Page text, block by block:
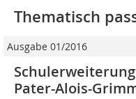
Thematisch
Ausgabe 01/2016
Pater-Alois-